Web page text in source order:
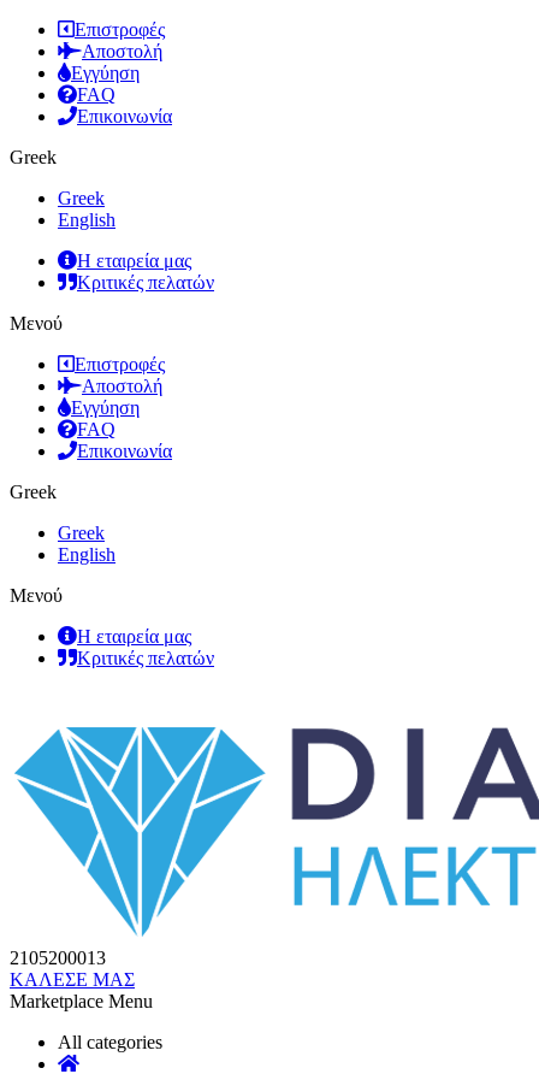
Επιστροφές
Αποστολή
Εγγύηση
FAQ
Επικοινωνία
Greek
Greek
English
Η εταιρεία μας
Κριτικές πελατών
Μενού
Επιστροφές
Αποστολή
Εγγύηση
FAQ
Επικοινωνία
Greek
Greek
English
Μενού
Η εταιρεία μας
Κριτικές πελατών
2105200013
ΚΑΛΕΣΕ ΜΑΣ
Marketplace Menu
All categories